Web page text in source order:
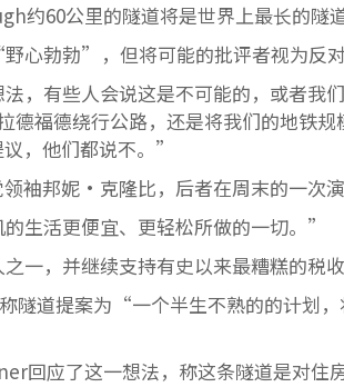
约60公里的隧道将是世界上最长的隧道
心勃勃”，但将可能的批评者视为反对
，有些人会说这是不可能的，或者我
德福德绕行公路，还是将我们的地铁
，他们都说不。”
袖邦妮·克隆比，后者在周末的一次演
生活更便宜、更轻松所做的一切。”
之一，并继续支持有史以来最糟糕的
隧道提案为“一个半生不熟的的计划
回应了这一想法，称这条隧道是对住